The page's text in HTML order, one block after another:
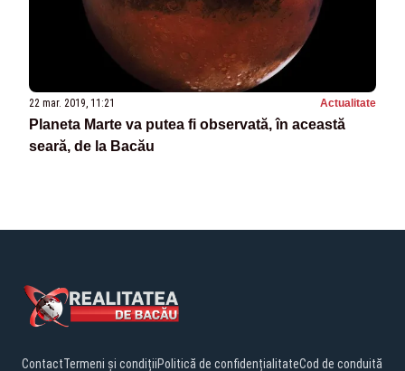
22 mar. 2019, 11:21 Actualitate
Planeta Marte va putea fi observată, în această
seară, de la Bacău
ContactTermeni și condițiiPolitică de confidențialitateCod de conduită